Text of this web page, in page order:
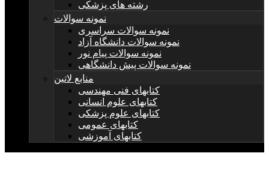
رشته های پزشکی
نمونه سوالات
نمونه سوالات سراسری
نمونه سوالات دانشگاه آزاد
نمونه سوالات پیام نور
نمونه سوالات پیش دانشگاهی
منابع لاتین
کتابهای فنی مهندسی
کتابهای علوم انسانی
کتابهای علوم پزشکی
کتابهای عمومی
کتابهای آموزشی